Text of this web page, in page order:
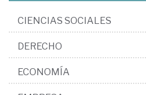
CIENCIAS SOCIALES
DERECHO
ECONOMÍA